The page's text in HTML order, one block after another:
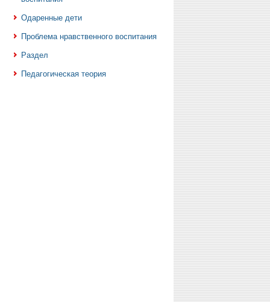
Одаренные дети
Проблема нравственного воспитания
Раздел
Педагогическая теория